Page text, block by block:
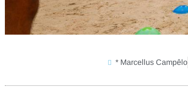
* Marcellus Campêlo